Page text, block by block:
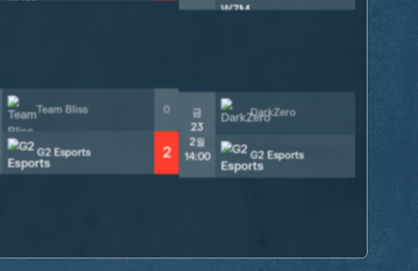
Team Bliss 0
G2 Esports 2
금
23
2월
14:00
DarkZero
G2 Esports